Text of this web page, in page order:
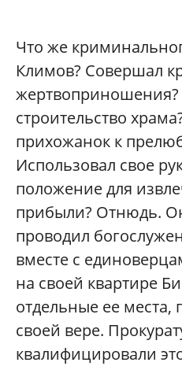
Что же
Климов? Совершал
жертвоприношения?
строительство
прихожанок к
Использовал свое
положение для
прибыли? Отнюдь.
проводил
вместе с
на своей квартире
отдельные ее места,
своей вере.
квалифицировали